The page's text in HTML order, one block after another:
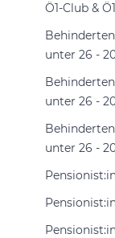
Ö1-Club &
unter 26 -
unter 26 -
unter 26 -